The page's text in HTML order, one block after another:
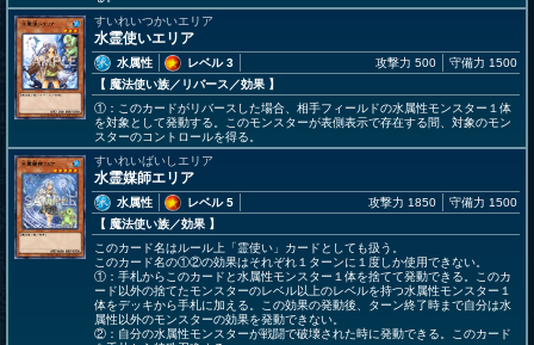
すいれいつかいエリア
水霊使いエリア
水属性
レベル 3
【 魔法使い族／リバース／効果 】
攻撃力 500 守備力 1500
①：このカードがリバースした場合、相手フィールドの水属性モンスター１体
を対象として発動する。このモンスターが表側表示で存在する間、対象のモン
スターのコントロールを得る。
すいれいばいしエリア
水霊媒師エリア
水属性
レベル 5
【 魔法使い族／効果 】
攻撃力 1850 守備力 1500
このカード名はルール上「霊使い」カードとしても扱う。
このカード名の①②の効果はそれぞれ１ターンに１度しか使用できない。
①：手札からこのカードと水属性モンスター１体を捨てて発動できる。このカ
ード以外の捨てたモンスターのレベル以上のレベルを持つ水属性モンスター１
体をデッキから手札に加える。この効果の発動後、ターン終了時まで自分は水
属性以外のモンスターの効果を発動できない。
②：自分の水属性モンスターが戦闘で破壊された時に発動できる。このカード